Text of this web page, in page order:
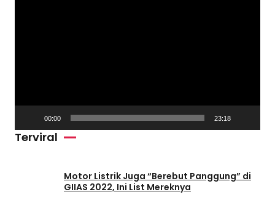
d
00:00 23:18
Terviral
Motor Listrik Juga “Berebut Panggung” di
GIIAS 2022, Ini List Mereknya